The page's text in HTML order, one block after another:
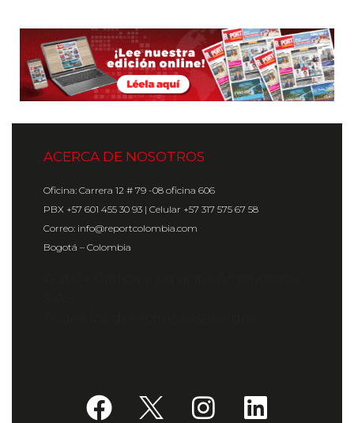
ACERCA DE NOSOTROS
Oficina: Carrera 12 # 79 -08 oficina 606
PBX +57 601 455 30 93 | Celular +57 317 575 67 58
Correo: info@reportcolombia.com
Bogotá – Colombia